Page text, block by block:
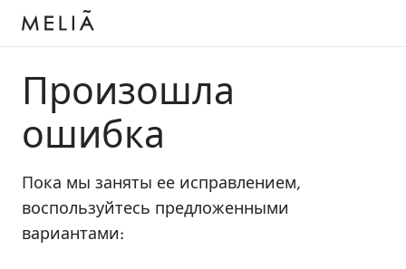
Произошла
ошибка
Пока мы заняты ее исправлением,
воспользуйтесь предложенными
вариантами: